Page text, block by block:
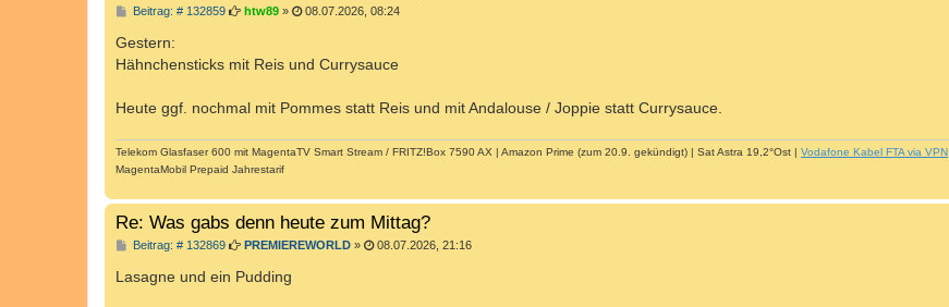
Beitrag: # 132859B
r
htw89» 08.07.2026, 08:24
Gestern:
Hähnchensticks mit Reis und Currysauce
Heute ggf. nochmal mit Pommes statt Reis und mit Andalouse / Joppie statt Currysauce.
Telekom Glasfaser 600 mit MagentaTV Smart Stream / FRITZ!Box 7590 AX | Amazon Prime (zum 20.9. gekündigt) | Sat Astra 19,2°Ost | Vodafone Kabel FTA via VPN
MagentaMobil Prepaid Jahrestarif
Re: Was gabs denn heute zum Mittag?
Beitrag: # 132869B
i
t
PREMIEREWORLD» 08.07.2026, 21:16
Lasagne und ein Pudding